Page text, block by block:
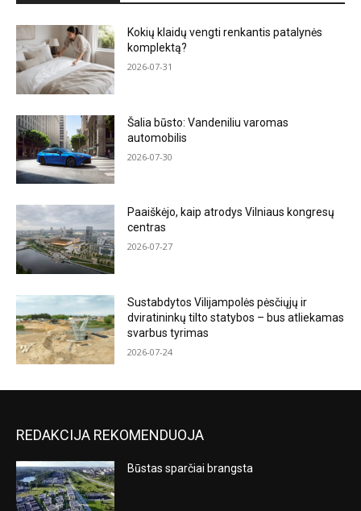
Kokių klaidų vengti renkantis patalynės
komplektą?
2026-07-31
Šalia būsto: Vandeniliu varomas
automobilis
2026-07-30
Paaiškėjo, kaip atrodys Vilniaus kongresų
centras
2026-07-27
Sustabdytos Vilijampolės pėsčiųjų ir
dviratininkų tilto statybos – bus atliekamas
svarbus tyrimas
2026-07-24
REDAKCIJA REKOMENDUOJA
Būstas sparčiai brangsta